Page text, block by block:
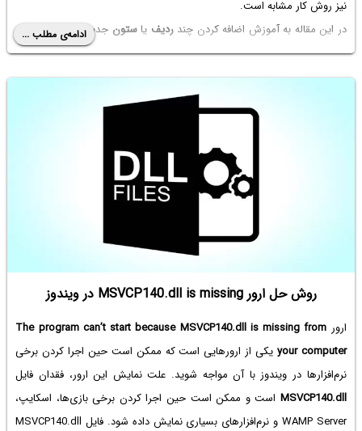
نیز روش کار مشابه است.
در این مقاله به آموزش اضافه کردن چندردیف یاستون جدید دراکسلدر یک
مرحله می‌پردازیم که روش‌های مختلفی برای آن وجود دارد. با سیاره‌ی آی‌تی
همراه شوید تا حرفه‌ای‌تر ازمایکروسافتاکسل استفاده کنیم.
ادامه‌ی مطلب ...
روش حل ارور MSVCP140.dll is missing در ویندوز
ارور The program can’t start because MSVCP140.dll is missing from
your computer یکی از ارورهایی است که ممکن است حین اجرا کردن برخی
نرم‌افزارها در ویندوز با آن مواجه شوید. علت نمایش این ارور، فقدان فایل
MSVCP140.dll است و ممکن است حین اجرا کردن برخی بازی‌ها، اسکایپ،
WAMP Server و نرم‌افزارهای بسیاری نمایش داده شود. فایل MSVCP140.dll